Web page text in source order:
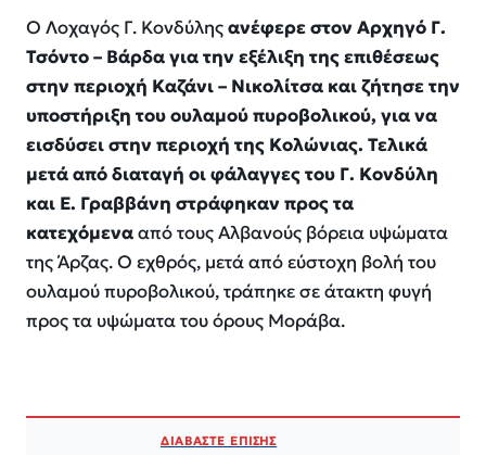
Ο Λοχαγός Γ. Κονδύληςανέφερε στον Αρχηγό Γ.
Τσόντο – Βάρδα για την εξέλιξη της επιθέσεως
στην περιοχή Καζάνι – Νικολίτσα και ζήτησε την
υποστήριξη του ουλαμού πυροβολικού, για να
εισδύσει στην περιοχή της Κολώνιας. Τελικά
μετά από διαταγή οι φάλαγγες του Γ. Κονδύλη
και Ε. Γραββάνη στράφηκαν προς τα
κατεχόμενααπό τους Αλβανούς βόρεια υψώματα
της Άρζας. Ο εχθρός, μετά από εύστοχη βολή του
ουλαμού πυροβολικού, τράπηκε σε άτακτη φυγή
προς τα υψώματα του όρους Μοράβα.
ΔΙΑΒΑΣΤΕ ΕΠΙΣΗΣ